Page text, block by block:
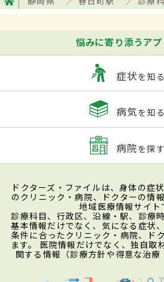
悩みに寄り添うア
症状を知る
病気を知る
病院を探す
ドクターズ・ファイルは、身体の症
のクリニック・病院、ドクターの情
地域医療情報サイト
診療科目、行政区、沿線・駅、診療
基本情報だけでなく、気になる症状
条件に合ったクリニック・病院、ド
ます。 医院情報だけでなく、独自取
関する情報（診療方針や得意な治療